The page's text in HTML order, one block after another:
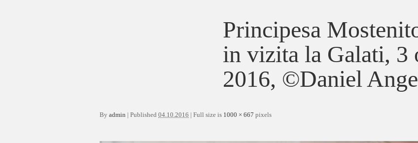
Principesa
in vizita la Galati, 3
2016, ©Daniel
By admin | Published 04.10.2016 | Full size is 1000 × 667 pixels